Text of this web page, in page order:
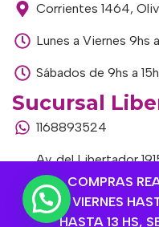
COMPRAS
VIERNES
HASTA 13 HS,
Corrientes 1464,
Lunes a Viernes 9hs
Sábados de 9hs a
Sucursal
1168893524
Av. del Libertador
Buenos Aires
Lunes a Viernes de